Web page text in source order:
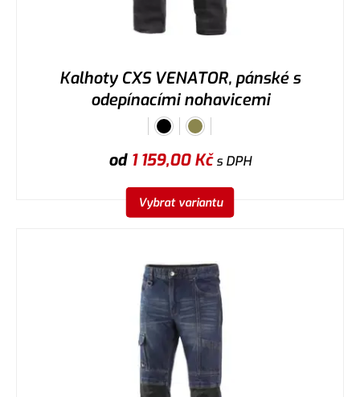
Kalhoty CXS VENATOR, pánské s
odepínacími nohavicemi
od 1 159,00Kčs DPH
Vybrat variantu